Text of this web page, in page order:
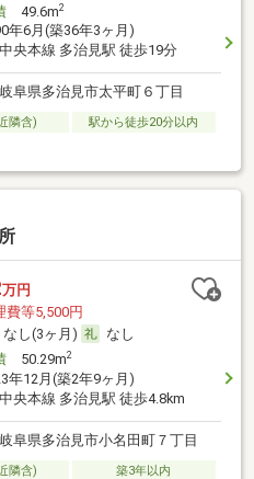
49.6m2
年6月(築36年3ヶ月)
中央本線 多治見駅 徒歩19分
岐阜県多治見市太平町６丁目
隣含)
駅から徒歩20分以内
万円
費等5,500円
なし(3ヶ月)
なし
50.29m2
年12月(築2年9ヶ月)
中央本線 多治見駅 徒歩4.8km
岐阜県多治見市小名田町７丁目
隣含) 築3年以内